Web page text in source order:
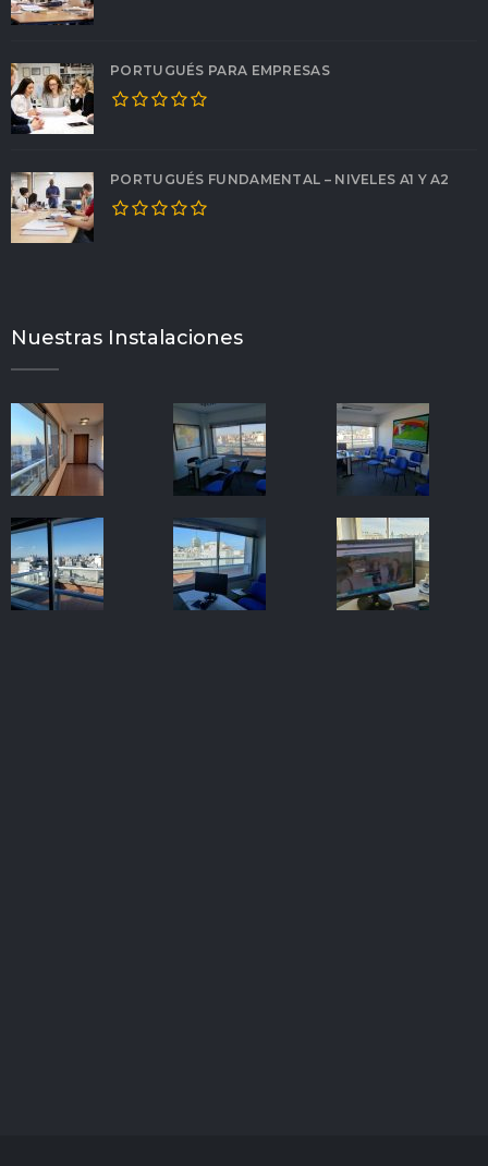
PORTUGUÉS PARA EMPRESAS
PORTUGUÉS FUNDAMENTAL – NIVELES A1 Y A2
Nuestras Instalaciones